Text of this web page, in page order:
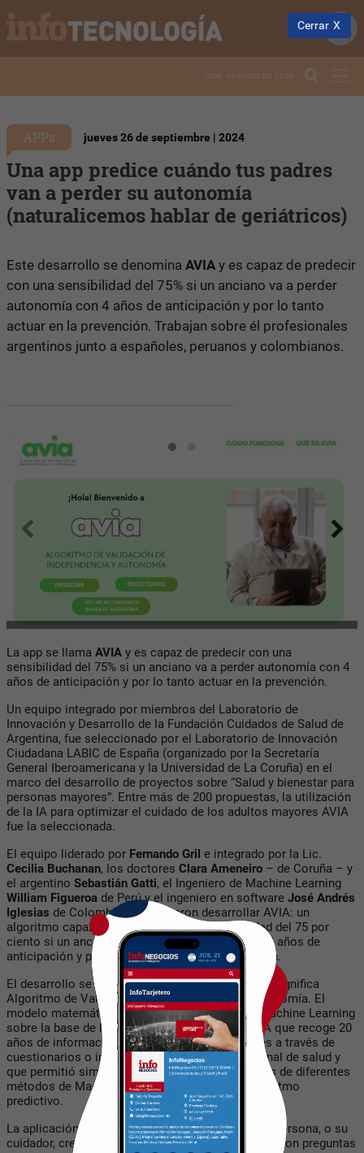
LUN. 10 AGOSTO 2026
APPs jueves 26 de septiembre | 2024
Una app predice cuándo tus padres
van a perder su autonomía
(naturalicemos hablar de geriátricos)
Este desarrollo se denomina AVIA y es capaz de predecir
con una sensibilidad del 75% si un anciano va a perder
autonomía con 4 años de anticipación y por lo tanto
actuar en la prevención. Trabajan sobre él profesionales
argentinos junto a españoles, peruanos y colombianos.
La app se llama AVIA y es capaz de predecir con una
sensibilidad del 75% si un anciano va a perder autonomía con 4
años de anticipación y por lo tanto actuar en la prevención.
Un equipo integrado por miembros del Laboratorio de
Innovación y Desarrollo de la Fundación Cuidados de Salud de
Argentina, fue seleccionado por el Laboratorio de Innovación
Ciudadana LABIC de España (organizado por la Secretaría
General Iberoamericana y la Universidad de La Coruña) en el
marco del desarrollo de proyectos sobre “Salud y bienestar para
personas mayores”. Entre más de 200 propuestas, la utilización
de la IA para optimizar el cuidado de los adultos mayores AVIA
fue la seleccionada.
El equipo liderado por Fernando Gril e integrado por la Lic.
Cecilia Buchanan, los doctores Clara Ameneiro – de Coruña – y
el argentino Sebastián Gatti, el Ingeniero de Machine Learning
William Figueroa de Perú y el ingeniero en software José Andrés
Iglesias de Colombia, consiguieron desarrollar AVIA: un
algoritmo capaz de predecir con una sensibilidad del 75 por
ciento si un anciano va a perder autonomía con 4 años de
anticipación y por lo tanto actuar en la prevención.
El desarrollo se llamaAVIA– del latín Abuela– y significa
Algoritmo de Validación de Independencia y Autonomía. El
modelo matemático fue desarrollado con IA y Machine Learning
sobre la base de la base de datos británica ELSA que recoge 20
años de información seriada de adultos mayores a través de
cuestionarios o información recogida por personal de salud y
que permitió simular evoluciones futuras a través de diferentes
métodos de Machine Learning y elaborar un algoritmo
predictivo.
La aplicación funciona de la siguiente manera: la persona, o su
cuidador, crea un usuario, completa un formulario con preguntas
Cerrar